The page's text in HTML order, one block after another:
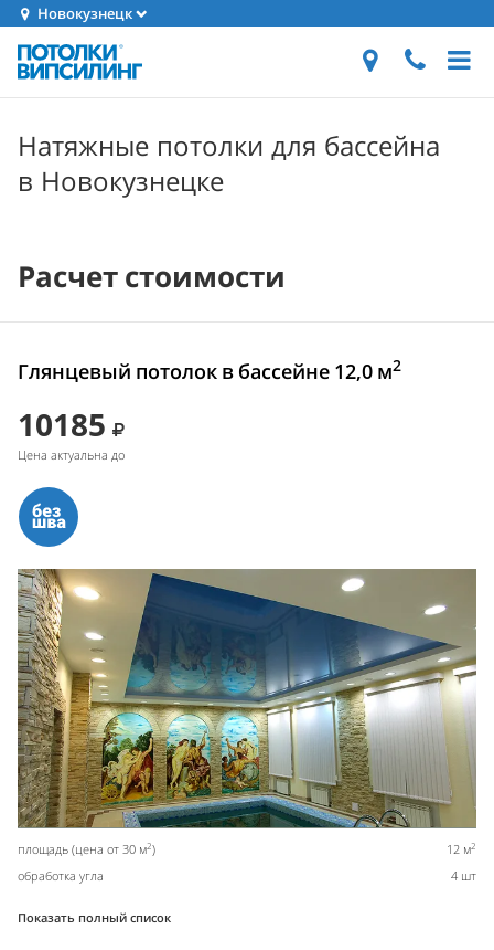
Новокузнецк
Натяжные потолки для бассейна
в Новокузнецке
Расчет стоимости
Глянцевый потолок в бассейне 12,0 м2
10185
Цена актуальна до
площадь (цена от 30 м2) 12 м2
обработка угла 4 шт
Показать полный список